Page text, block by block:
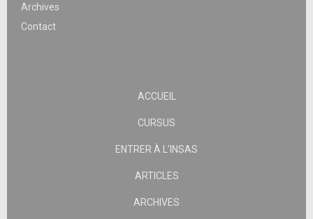
Archives
Contact
ACCUEIL
CURSUS
ENTRER À L’INSAS
ARTICLES
ARCHIVES